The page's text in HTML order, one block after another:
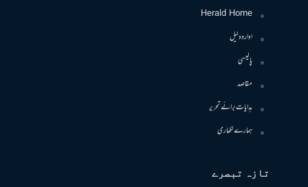
Herald Home
ادارہ دلیل
پالیسی
مقاصد
ہدایات برائے تحریر
ہمارے لکھاری
تازہ تبصرے